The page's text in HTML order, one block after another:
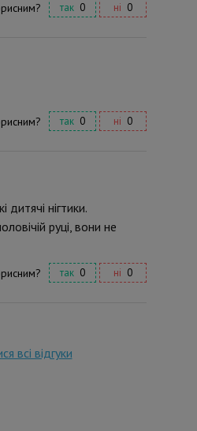
так 0 ні 0
так 0 ні 0
нігтики.
руці, вони не
так 0 ні 0
всі відгуки